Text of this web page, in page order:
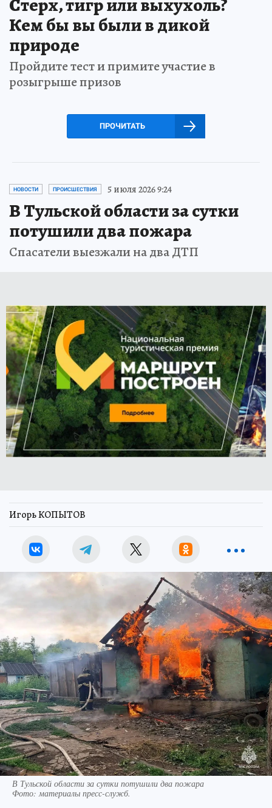
Кем бы вы были в дикой
природе
Пройдите тест и примите участие в
розыгрыше призов
ПРОЧИТАТЬ
НОВОСТИ ПРОИСШЕСТВИЯ 5 июля 2026 9:24
В Тульской области за сутки
потушили два пожара
Спасатели выезжали на два ДТП
Игорь КОПЫТОВ
В Тульской области за сутки потушили два пожара
Фото: материалы пресс-служб.